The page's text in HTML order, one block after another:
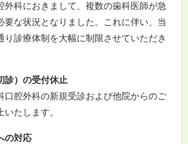
外科におきまして、複数の歯科医師が急
要な状況となりました。これに伴い、当
り診療体制を大幅に制限させていただき
診）の受付休止
口腔外科の新規受診および他院からのご
たします。
の対応